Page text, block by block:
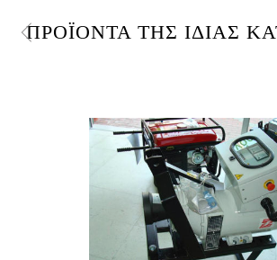
ΠΡΟΪΌΝΤΑ ΤΗΣ ΊΔΙΑΣ